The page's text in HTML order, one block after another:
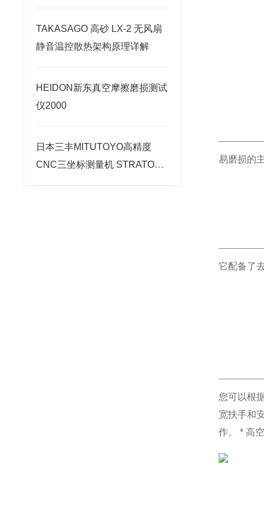
TAKASAGO 高砂 LX-2 无风扇
静音温控散热架构原理详解
HEIDON新东真空摩擦磨损测试
仪2000
日本三丰MITUTOYO高精度
CNC三坐标测量机 STRATO系
易磨损的
它配备了
您可以根
宽扶手和
作。 * 高